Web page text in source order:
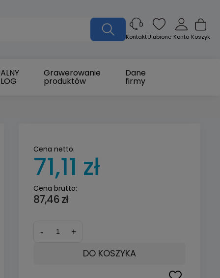
Koszyk
Konto
Ulubione
Kontakt
Grawerowanie
produktów
Dane
firmy
Cena brutto:
87,46 zł
Cena netto:
71,11 zł
- +
DO KOSZYKA